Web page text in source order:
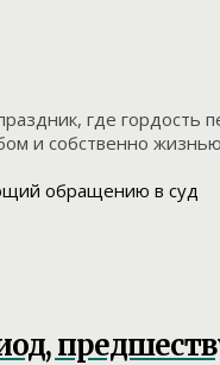
где гордость
и собственно